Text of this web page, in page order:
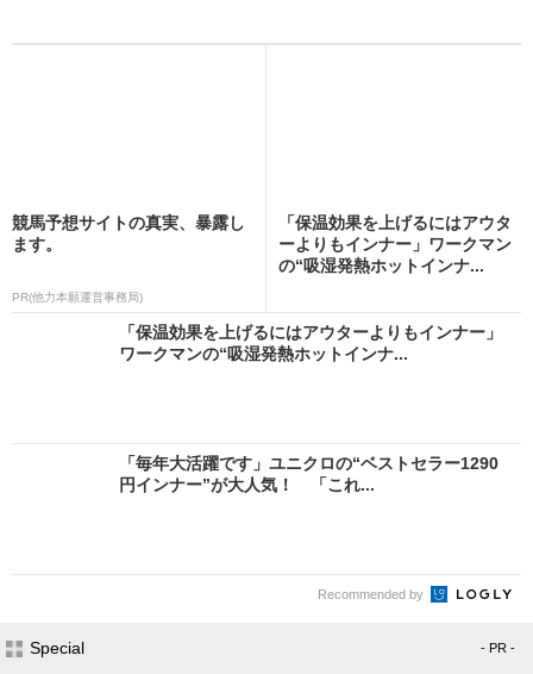
競馬予想サイトの真実、暴露し
ます。
PR(他力本願運営事務局)
「保温効果を上げるにはアウタ
ーよりもインナー」ワークマン
の“吸湿発熱ホットインナ...
「保温効果を上げるにはアウターよりもインナー」
ワークマンの“吸湿発熱ホットインナ...
「毎年大活躍です」ユニクロの“ベストセラー1290
円インナー”が大人気！ 「これ...
Recommended by
Special - PR -